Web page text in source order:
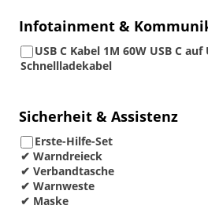
Infotainment &
USB C Kabel 1M 60W USB C auf
Schnellladekabel
Sicherheit & Assistenz
Erste-Hilfe-Set
✔ Warndreieck
✔ Verbandtasche
✔ Warnweste
✔ Maske